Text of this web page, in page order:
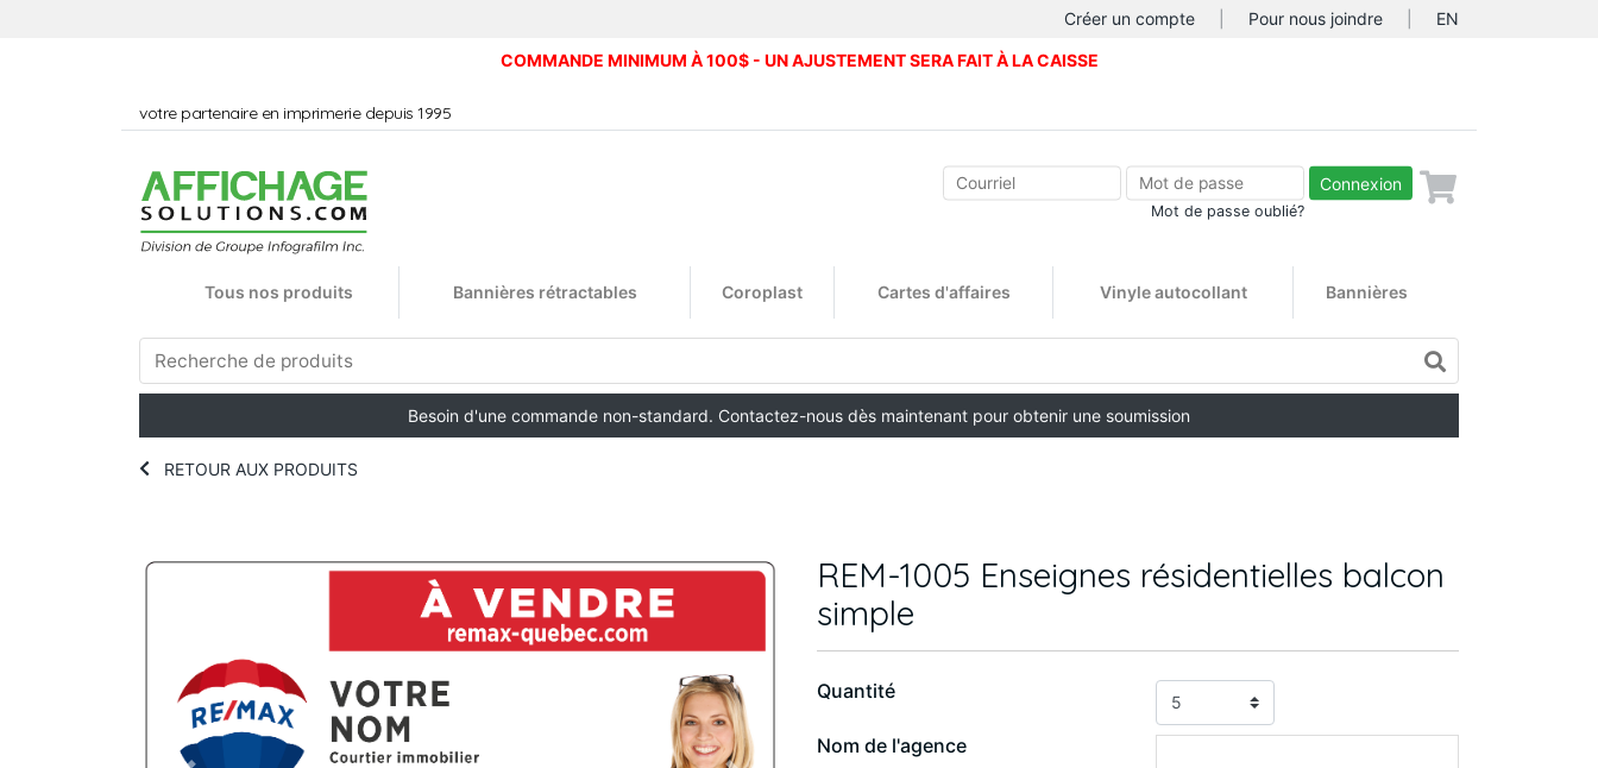
Créer un compte Pour nous joindre EN
COMMANDE MINIMUM À 100$ - UN AJUSTEMENT SERA FAIT À LA CAISSE
votre partenaire en imprimerie depuis 1995
Mot de passe oublié?
Connexion
Tous nos produits Bannières rétractables Coroplast Cartes d'affaires Vinyle autocollant Bannières
Besoin d'une commande non-standard. Contactez-nous dès maintenant pour obtenir une soumission
RETOUR AUX PRODUITS
REM-1005 Enseignes résidentielles balcon
simple
Quantité
Nom de l'agence